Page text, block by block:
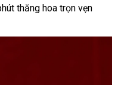
thăng hoa trọn vẹn